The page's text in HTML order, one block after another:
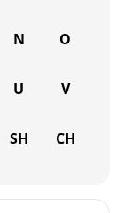
N O
U V
SH CH